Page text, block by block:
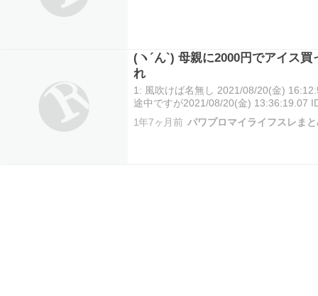
(ヽ´ん`) 母親に2000円でアイス
れ
1: 風吹けば名無し 2021/08/20(金)
途中ですが2021/08/20(金) 13:36:19.07
ビニでアイス買ってきてね｣と言って
1年7ヶ月前 パワプロマイライフスレま